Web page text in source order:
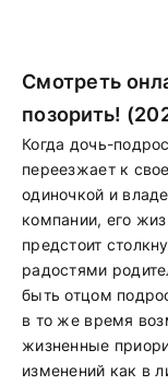
Смотреть
позорить!
Когда дочь-
переезжает к
одиночкой и
компании, его
предстоит
радостями
быть отцом
в то же время
жизненные
изменений как в